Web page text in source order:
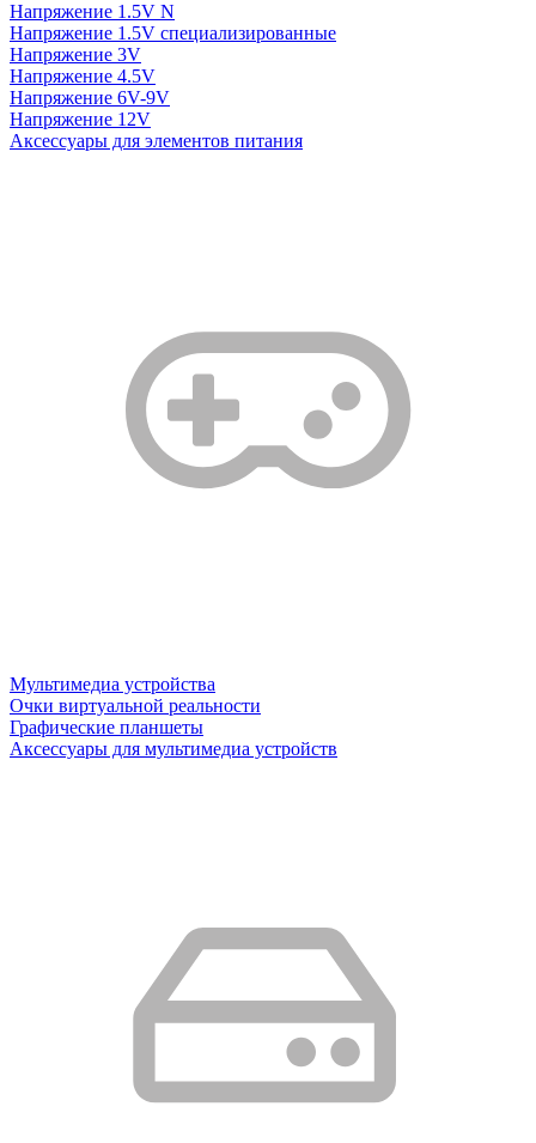
Напряжение 1.5V N
Напряжение 1.5V специализированные
Напряжение 3V
Напряжение 4.5V
Напряжение 6V-9V
Напряжение 12V
Аксессуары для элементов питания
Мультимедиа устройства
Очки виртуальной реальности
Графические планшеты
Аксессуары для мультимедиа устройств